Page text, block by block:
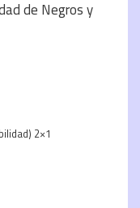
de Negros y
2×1